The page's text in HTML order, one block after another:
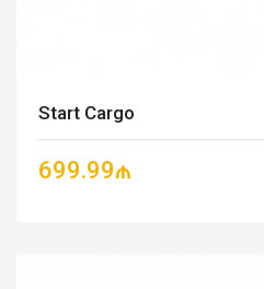
Start Cargo
699.99₼